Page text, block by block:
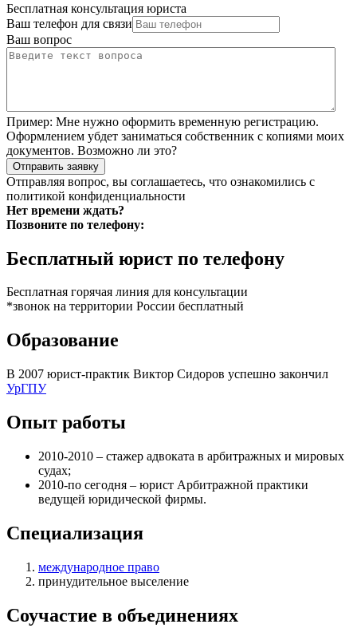
Бесплатная консультация юриста
Ваш телефон для связи
Ваш вопрос
Пример: Мне нужно оформить временную регистрацию.
Оформлением убдет заниматься собственник с копиями моих
документов. Возможно ли это?
Отправить заявку
Отправляя вопрос, вы соглашаетесь, что ознакомились с
политикой конфиденциальности
Нет времени ждать?
Позвоните по телефону:
Бесплатный юрист по телефону
Бесплатная горячая линия для консультации
*звонок на территории России бесплатный
Образование
В 2007 юрист-практик Виктор Сидоров успешно закончил
УрГПУ
Опыт работы
2010-2010 – стажер адвоката в арбитражных и мировых
судах;
2010-по сегодня – юрист Арбитражной практики
ведущей юридической фирмы.
Специализация
международное право
принудительное выселение
Соучастие в объединениях